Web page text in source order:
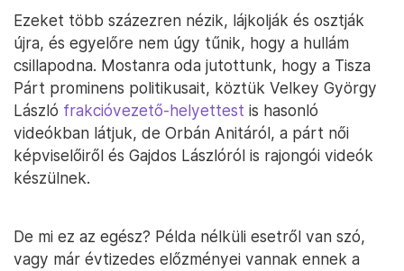
Ezeket több százezren nézik, lájkolják és osztják
újra, és egyelőre nem úgy tűnik, hogy a hullám
csillapodna. Mostanra oda jutottunk, hogy a Tisza
Párt prominens politikusait, köztük Velkey György
László frakcióvezető-helyettest is hasonló
videókban látjuk, de Orbán Anitáról, a párt női
képviselőiről és Gajdos Lászlóról is rajongói videók
készülnek.
De mi ez az egész? Példa nélküli esetről van szó,
vagy már évtizedes előzményei vannak ennek a